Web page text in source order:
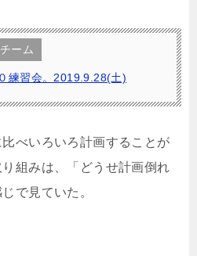
ーム
練習会。2019.9.28(土)
べいろいろ計画することが
組みは、「どうせ計画倒れ
で見ていた。